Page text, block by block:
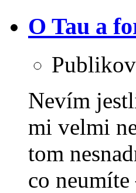
O Tau a
Nevím
mi velmi
tom
co